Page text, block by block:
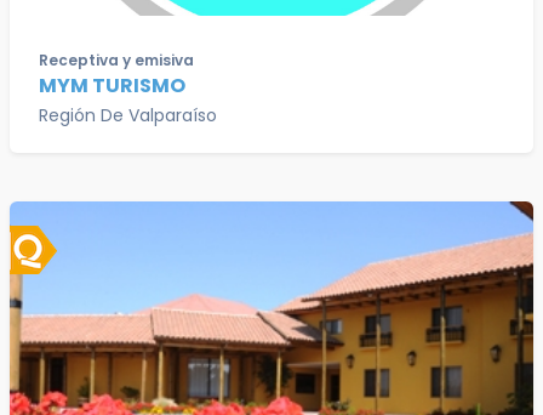
Receptiva y emisiva
MYM TURISMO
Región De Valparaíso